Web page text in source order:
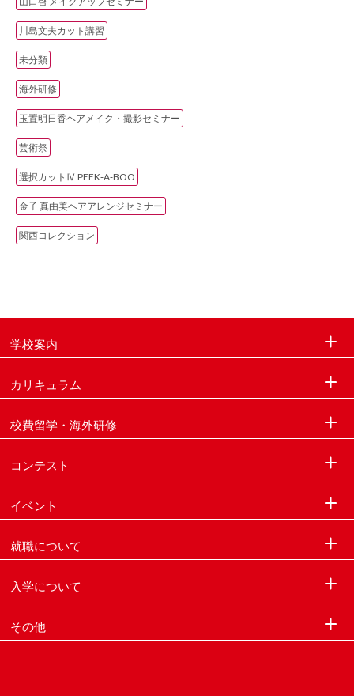
川島文夫カット講習
未分類
海外研修
玉置明日香ヘアメイク・撮影セミナー
芸術祭
選択カットⅣ PEEK‐A‐BOO
金子 真由美ヘアアレンジセミナー
関西コレクション
学校案内
カリキュラム
校費留学・海外研修
コンテスト
イベント
就職について
入学について
その他